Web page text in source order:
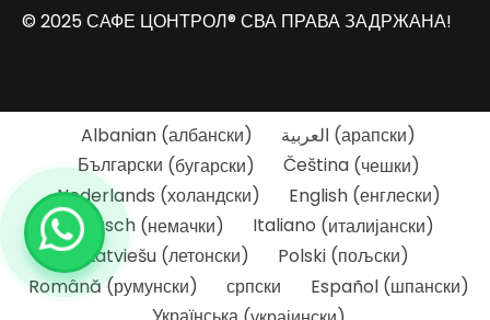
© 2025 САФЕ ЦОНТРОЛ® СВА ПРАВА ЗАДРЖАНА!
Albanian (албански) العربية (арапски)
Български (бугарски) Čeština(чешки)
Nederlands (холандски) English(енглески)
Deutsch(немачки) Italiano (италијански)
Latviešu (летонски) Polski (пољски)
Română(румунски) српски Español(шпански)